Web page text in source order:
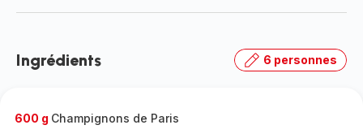
-
gamme
Ingrédients 6 personnes
600 g Champignons de Paris